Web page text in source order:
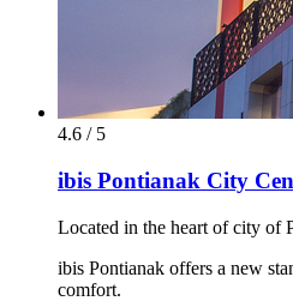
4.6 / 5
ibis Pontianak City
Located in the heart of city of
ibis Pontianak offers a new
comfort.